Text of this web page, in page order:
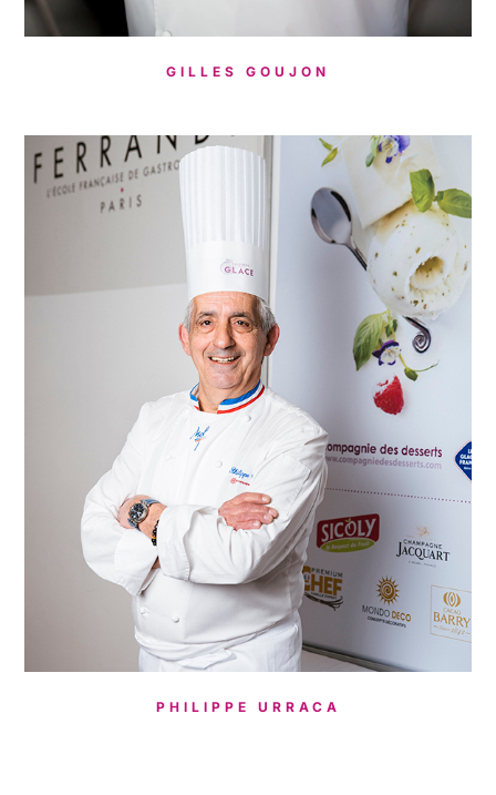
GILLES GOUJON
PHILIPPE URRACA